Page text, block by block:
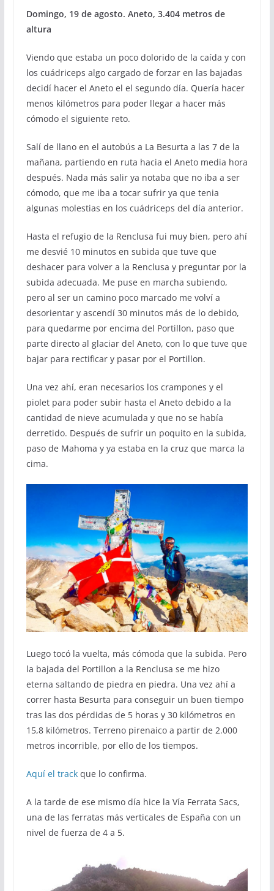
Domingo, 19 de agosto. Aneto, 3.404 metros de
altura
Viendo que estaba un poco dolorido de la caída y con
los cuádriceps algo cargado de forzar en las bajadas
decidí hacer el Aneto el el segundo día. Quería hacer
menos kilómetros para poder llegar a hacer más
cómodo el siguiente reto.
Salí de llano en el autobús a La Besurta a las 7 de la
mañana, partiendo en ruta hacia el Aneto media hora
después. Nada más salir ya notaba que no iba a ser
cómodo, que me iba a tocar sufrir ya que tenia
algunas molestias en los cuádriceps del día anterior.
Hasta el refugio de la Renclusa fui muy bien, pero ahí
me desvié 10 minutos en subida que tuve que
deshacer para volver a la Renclusa y preguntar por la
subida adecuada. Me puse en marcha subiendo,
pero al ser un camino poco marcado me volví a
desorientar y ascendí 30 minutos más de lo debido,
para quedarme por encima del Portillon, paso que
parte directo al glaciar del Aneto, con lo que tuve que
bajar para rectificar y pasar por el Portillon.
Una vez ahí, eran necesarios los crampones y el
piolet para poder subir hasta el Aneto debido a la
cantidad de nieve acumulada y que no se había
derretido. Después de sufrir un poquito en la subida,
paso de Mahoma y ya estaba en la cruz que marca la
cima.
Luego tocó la vuelta, más cómoda que la subida. Pero
la bajada del Portillon a la Renclusa se me hizo
eterna saltando de piedra en piedra. Una vez ahí a
correr hasta Besurta para conseguir un buen tiempo
tras las dos pérdidas de 5 horas y 30 kilómetros en
15,8 kilómetros. Terreno pirenaico a partir de 2.000
metros incorrible, por ello de los tiempos.
Aquí el trackque lo confirma.
A la tarde de ese mismo día hice la Vía Ferrata Sacs,
una de las ferratas más verticales de España con un
nivel de fuerza de 4 a 5.